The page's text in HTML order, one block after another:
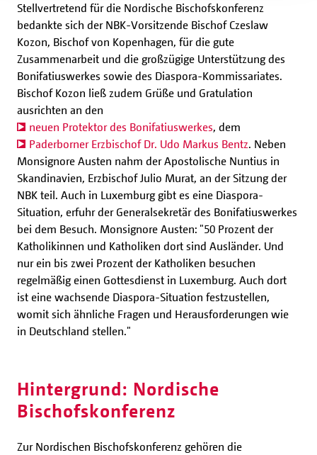
Stellvertretend für die Nordische Bischofskonferenz
bedankte sich der NBK-Vorsitzende Bischof Czeslaw
Kozon, Bischof von Kopenhagen, für die gute
Zusammenarbeit und die großzügige Unterstützung des
Bonifatiuswerkes sowie des Diaspora-Kommissariates.
Bischof Kozon ließ zudem Grüße und Gratulation
ausrichten an den
neuen Protektor des Bonifatiuswerkes, dem
Paderborner Erzbischof Dr. Udo Markus Bentz. Neben
Monsignore Austen nahm der Apostolische Nuntius in
Skandinavien, Erzbischof Julio Murat, an der Sitzung der
NBK teil. Auch in Luxemburg gibt es eine Diaspora-
Situation, erfuhr der Generalsekretär des Bonifatiuswerkes
bei dem Besuch. Monsignore Austen: "50 Prozent der
Katholikinnen und Katholiken dort sind Ausländer. Und
nur ein bis zwei Prozent der Katholiken besuchen
regelmäßig einen Gottesdienst in Luxemburg. Auch dort
ist eine wachsende Diaspora-Situation festzustellen,
womit sich ähnliche Fragen und Herausforderungen wie
in Deutschland stellen."
Hintergrund: Nordische
Bischofskonferenz
Zur Nordischen Bischofskonferenz gehören die